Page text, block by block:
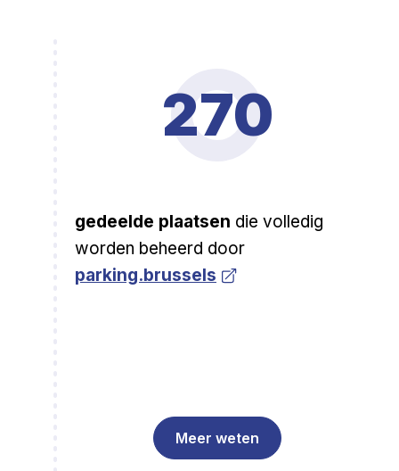
270
gedeelde plaatsen die volledig
worden beheerd door
parking.brussels
Meer weten